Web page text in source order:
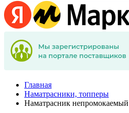
Главная
Наматрасники, топперы
Наматрасник